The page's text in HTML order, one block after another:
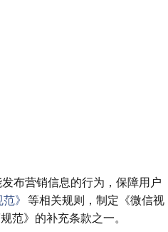
布营销信息的行为，保障用户
》
等相关规则，制定《微信视
范》的补充条款之一。